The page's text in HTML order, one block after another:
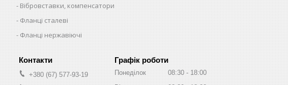
Вібровставки, компенсатори
Фланці сталеві
Фланці нержавіючі
+380 (67) 577-93-19
Графік роботи
Понеділок 08:30
18:00